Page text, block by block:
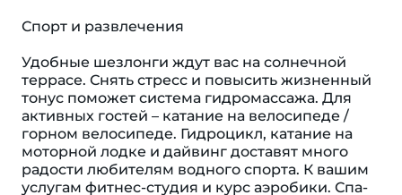
Спорт и развлечения
Удобные шезлонги ждут вас на солнечной
террасе. Снять стресс и повысить жизненный
тонус поможет система гидромассажа. Для
активных гостей – катание на велосипеде /
горном велосипеде. Гидроцикл, катание на
моторной лодке и дайвинг доставят много
радости любителям водного спорта. К вашим
услугам фитнес-студия и курс аэробики. Спа-